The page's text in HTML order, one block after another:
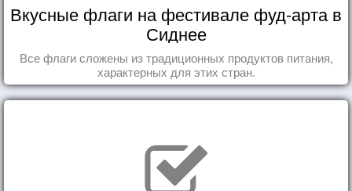
Вкусные флаги на фестивале фуд-арта в
Сиднее
Все флаги сложены из традиционных продуктов питания,
характерных для этих стран.